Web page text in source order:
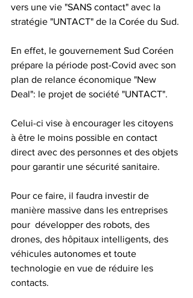
vers une vie "SANS contact" avec la
stratégie "UNTACT" de la Corée du Sud.
En effet, le gouvernement Sud Coréen
prépare la période post-Covid avec son
plan de relance économique "New
Deal": le projet de société "UNTACT".
Celui-ci vise à encourager les citoyens
à être le moins possible en contact
direct avec des personnes et des objets
pour garantir une sécurité sanitaire.
Pour ce faire, il faudra investir de
manière massive dans les entreprises
pour  développer des robots, des
drones, des hôpitaux intelligents, des
véhicules autonomes et toute
technologie en vue de réduire les
contacts.